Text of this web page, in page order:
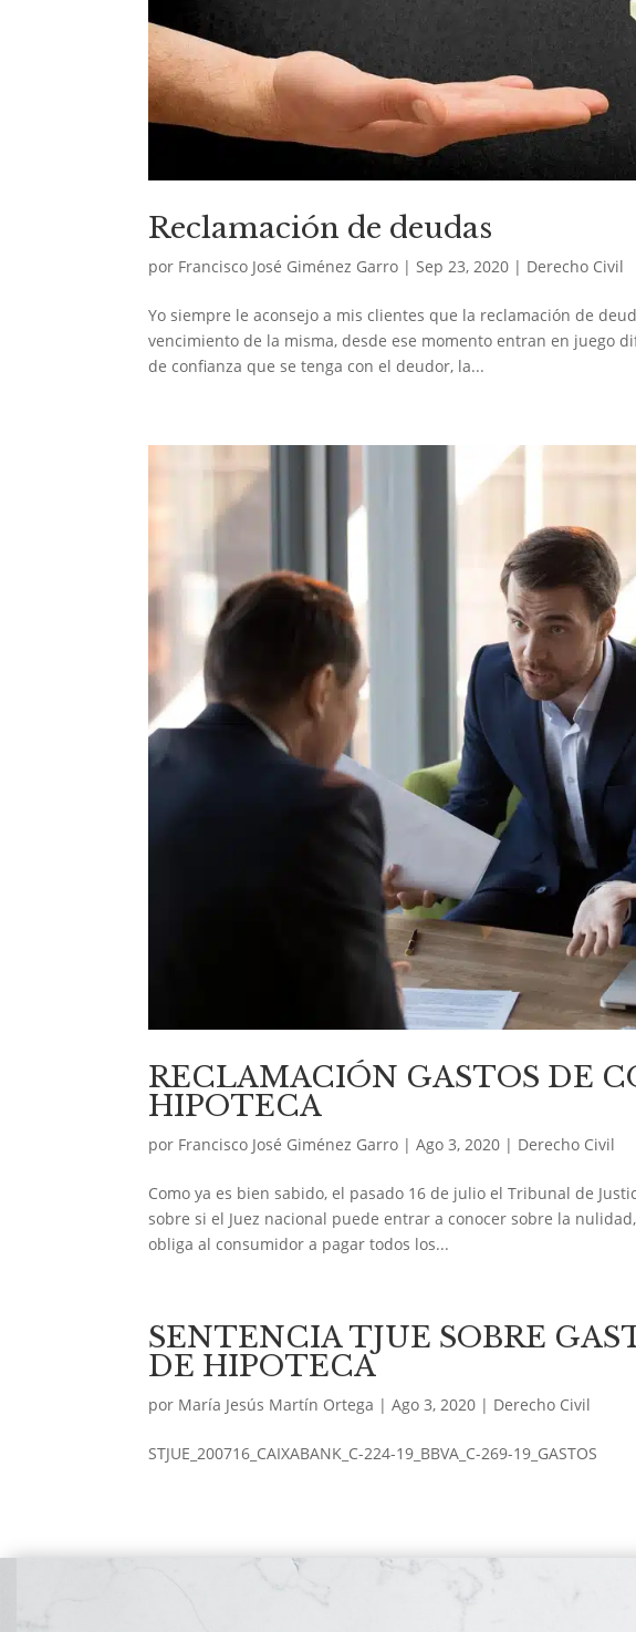
Reclamación de deudas
por Francisco José Giménez Garro | Sep 23, 2020 | Derecho Civil
Yo siempre le aconsejo a mis clientes que la reclamación de
vencimiento de la misma, desde ese momento entran en juego
de confianza que se tenga con el deudor, la...
RECLAMACIÓN GASTOS DE
HIPOTECA
por Francisco José Giménez Garro |Ago 3, 2020 | Derecho Civil
Como ya es bien sabido, el pasado 16 de julio el Tribunal de
sobre si el Juez nacional puede entrar a conocer sobre la
obliga al consumidor a pagar todos los...
SENTENCIA TJUE SOBRE
DE HIPOTECA
por María Jesús Martín Ortega |Ago 3, 2020 | Derecho Civil
STJUE_200716_CAIXABANK_C-224-19_BBVA_C-269-19_GASTOS